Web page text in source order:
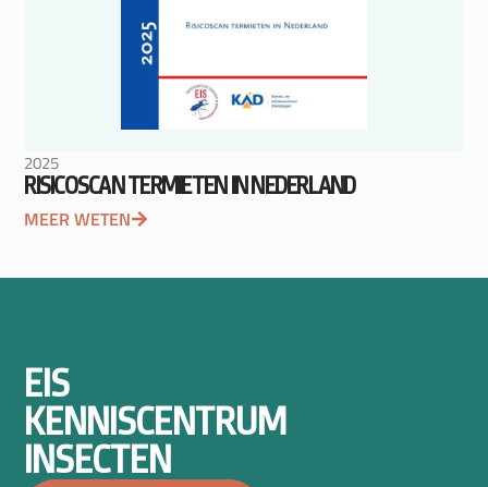
2025
RISICOSCAN TERMIETEN IN NEDERLAND
MEER WETEN
EIS
KENNISCENTRUM
INSECTEN